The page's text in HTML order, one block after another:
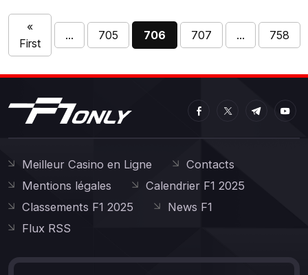
«
First
... 705 706 707 ... 758
Meilleur Casino en Ligne
Contacts
Mentions légales
Calendrier F1 2025
Classements F1 2025
News F1
Flux RSS